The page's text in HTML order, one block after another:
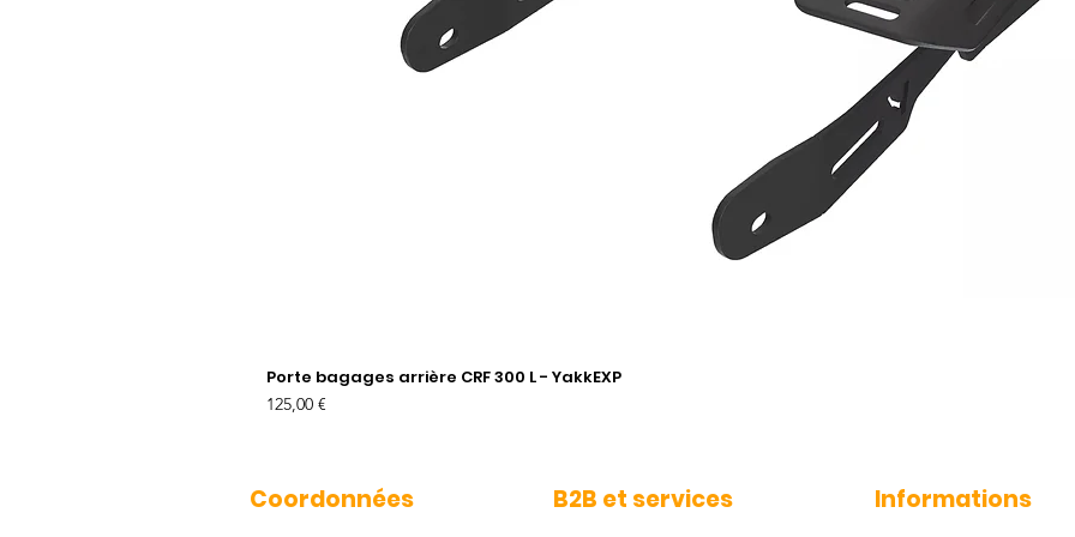
Porte bagages arrière CRF 300 L - YakkEXP
Prix
125,00 €
Coordonnées B2B et services Informations